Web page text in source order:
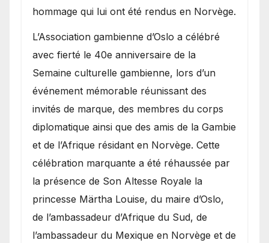
hommage qui lui ont été rendus en Norvège.
​L’Association gambienne d’Oslo a célébré
avec fierté le 40e anniversaire de la
Semaine culturelle gambienne, lors d’un
événement mémorable réunissant des
invités de marque, des membres du corps
diplomatique ainsi que des amis de la Gambie
et de l’Afrique résidant en Norvège. Cette
célébration marquante a été réhaussée par
la présence de Son Altesse Royale la
princesse Märtha Louise, du maire d’Oslo,
de l’ambassadeur d’Afrique du Sud, de
l’ambassadeur du Mexique en Norvège et de